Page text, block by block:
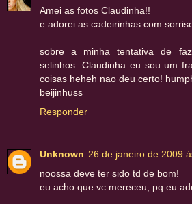
Amei as fotos Claudinha!!
e adorei as cadeirinhas com
sobre a minha tentativa de
selinhos: Claudinha eu sou um
coisas heheh nao deu certo!
beijinhuss
Responder
Unknown 26 de janeiro de 2009
noossa deve ter sido td de bom!
eu acho que vc mereceu, pq eu